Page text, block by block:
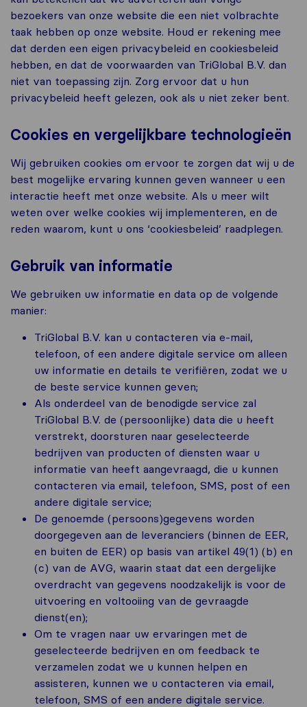
bezoekers van onze website die een niet volbrachte
taak hebben op onze website. Houd er rekening mee
dat derden een eigen privacybeleid en cookiesbeleid
hebben, en dat de voorwaarden van TriGlobal B.V. dan
niet van toepassing zijn. Zorg ervoor dat u hun
privacybeleid heeft gelezen, ook als u niet zeker bent.
Cookies en vergelijkbare technologieën
Wij gebruiken cookies om ervoor te zorgen dat wij u de
best mogelijke ervaring kunnen geven wanneer u een
interactie heeft met onze website. Als u meer wilt
weten over welke cookies wij implementeren, en de
reden waarom, kunt u ons ‘cookiesbeleid’ raadplegen.
Gebruik van informatie
We gebruiken uw informatie en data op de volgende
manier:
TriGlobal B.V. kan u contacteren via e-mail,
telefoon, of een andere digitale service om alleen
uw informatie en details te verifiëren, zodat we u
de beste service kunnen geven;
Als onderdeel van de benodigde service zal
TriGlobal B.V. de (persoonlijke) data die u heeft
verstrekt, doorsturen naar geselecteerde
bedrijven van producten of diensten waar u
informatie van heeft aangevraagd, die u kunnen
contacteren via email, telefoon, SMS, post of een
andere digitale service;
De genoemde (persoons)gegevens worden
doorgegeven aan de leveranciers (binnen de EER,
en buiten de EER) op basis van artikel 49(1) (b) en
(c) van de AVG, waarin staat dat een dergelijke
overdracht van gegevens noodzakelijk is voor de
uitvoering en voltooiing van de gevraagde
dienst(en);
Om te vragen naar uw ervaringen met de
geselecteerde bedrijven en om feedback te
verzamelen zodat we u kunnen helpen en
assisteren, kunnen we u contacteren via email,
telefoon, SMS of een andere digitale service.